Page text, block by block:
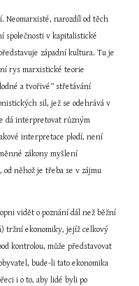
Neomarxisté, narozdíl od těch
společnosti v kapitalistické
západní kultura. Tu je
rys marxistické teorie
a tvořivé“ střetávání
sil, jež se odehrává v
dá interpretovat různým
interpretace plodí, není
zákony myšlení
něhož je třeba se v zájmu
vidět o poznání dál než běžní
tržní ekonomiky, jejíž celkový
kontrolou, může představovat
bude-li tato ekonomika
i o to, aby lidé byli po